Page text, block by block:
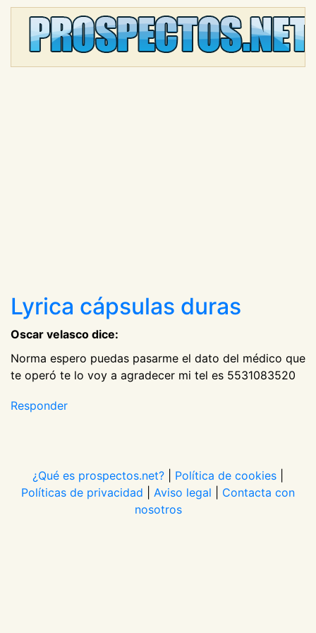
Lyrica cápsulas duras
Oscar velasco dice:
Norma espero puedas pasarme el dato del médico que
te operó te lo voy a agradecer mi tel es 5531083520
Responder
¿Qué es prospectos.net? Política de cookies
Políticas de privacidad
Aviso legal
Contacta con
nosotros